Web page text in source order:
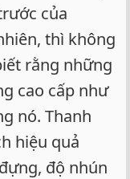
của
thì không
rằng những
cao cấp như
nó. Thanh
hiệu quả
độ nhún